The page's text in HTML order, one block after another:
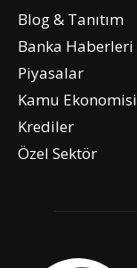
Blog & Tanıtım
Banka Haberleri
Piyasalar
Kamu Ekonomisi
Krediler
Özel Sektör